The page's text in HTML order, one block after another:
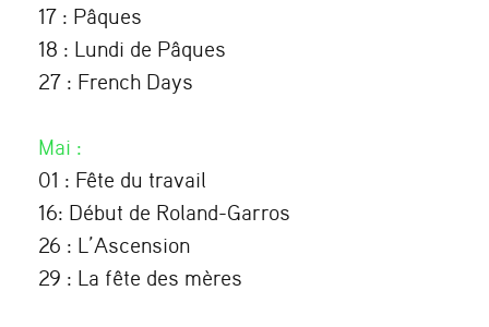
17 : Pâques
18 : Lundi de Pâques
27 : French Days
Mai :
01 : Fête du travail
16: Début de Roland-Garros
26 : L’Ascension
29 : La fête des mères